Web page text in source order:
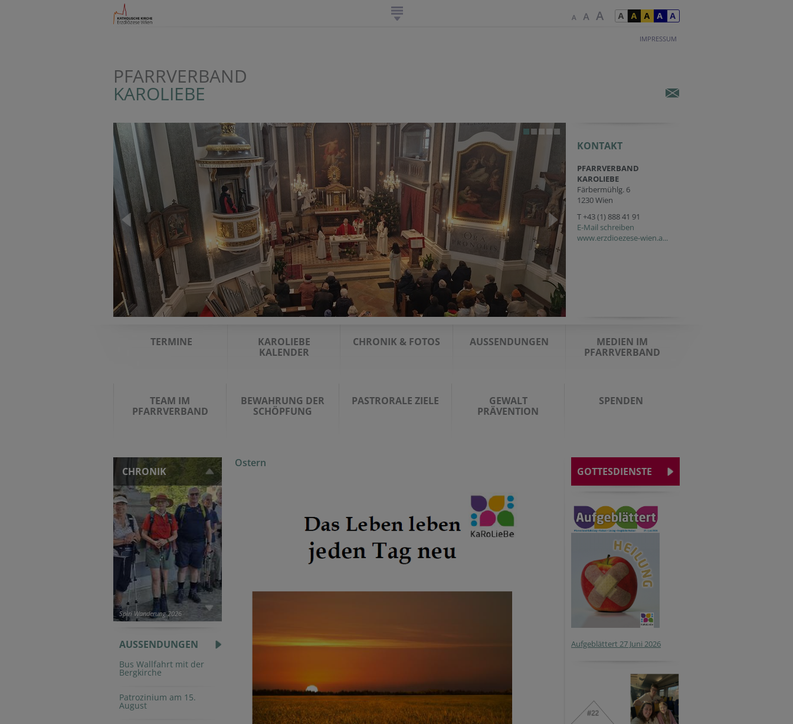
IMPRESSUM
PFARRVERBAND
KAROLIEBE
KONTAKT
PFARRVERBAND
KAROLIEBE
Färbermühlg. 6
1230 Wien
T+43 (1) 888 41 91
E-Mail schreiben
www.erzdioezese-wien.a...
TERMINE
KAROLIEBE
KALENDER
CHRONIK & FOTOS AUSSENDUNGEN
MEDIEN IM
PFARRVERBAND
TEAM IM
PFARRVERBAND
BEWAHRUNG DER
SCHÖPFUNG
PASTRORALE ZIELE
GEWALT
PRÄVENTION
SPENDEN
CHRONIK
Spiri Wanderung 2026
AUSSENDUNGEN
Bus Wallfahrt mit der
Bergkirche
Patrozinium am 15.
August
Ostern
GOTTESDIENSTE
Aufgeblättert 27 Juni 2026